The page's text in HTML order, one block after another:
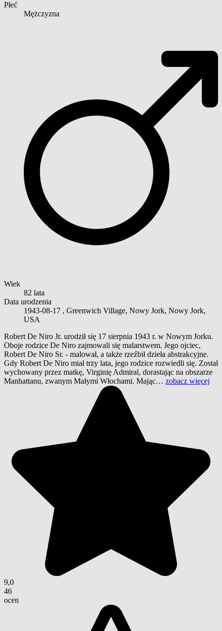
Płeć
Mężczyzna
Wiek
82 lata
Data urodzenia
1943-08-17 , Greenwich Village, Nowy Jork, Nowy Jork,
USA
Robert De Niro Jr. urodził się 17 sierpnia 1943 r. w Nowym Jorku.
Oboje rodzice De Niro zajmowali się malarstwem. Jego ojciec,
Robert De Niro Sr. - malował, a także rzeźbił dzieła abstrakcyjne.
Gdy Robert De Niro miał trzy lata, jego rodzice rozwiedli się. Został
wychowany przez matkę, Virginię Admiral, dorastając na obszarze
Manhattanu, zwanym Małymi Włochami. Mając… zobacz więcej
9,0
46
ocen